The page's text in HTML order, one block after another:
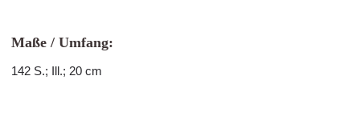
Maße / Umfang:
142 S.; Ill.; 20 cm